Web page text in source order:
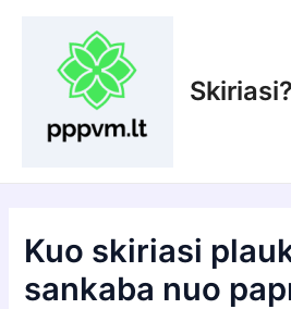
Skiriasi?
Kuo skiriasi
sankaba nuo